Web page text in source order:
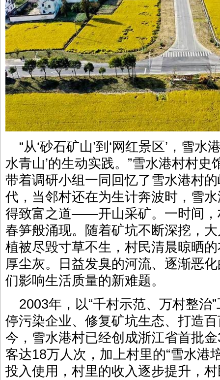
“从‘砂石矿山’到‘网红景区’，雪
水青山’的生动实践。”雪水港村村
带着调研小组一同回忆了雪水港村
代，当邻村还在为生计奔波时，雪
得致富之道——开山采矿。一时间，
春笋般涌现。随着矿坑不断深挖，
植被尽毁寸草不生，村民清晨晾晒
厚尘灰。日益发臭的河流、逐渐恶
们影响生活质量的新难题。
2003年，以“千村示范、万村整治
停污染企业、修复矿坑生态、打造
今，雪水港村已经创成浙江省首批
客达18万人次，加上村里的“雪水港
投入使用，村里的收入逐步提升，